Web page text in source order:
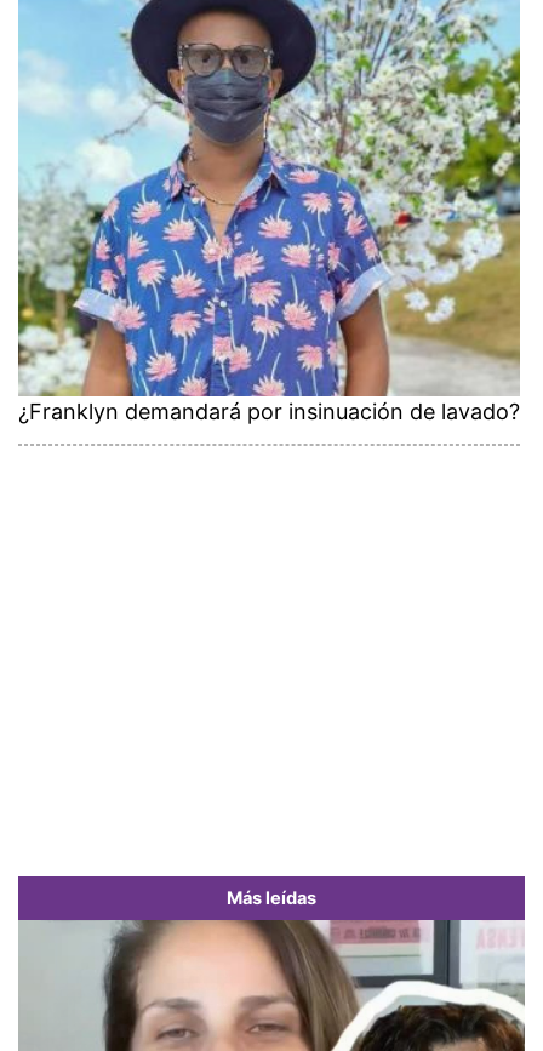
¿Franklyn demandará por insinuación de lavado?
Más leídas